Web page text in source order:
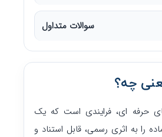
سوالات متداول
چه؟
حرفه ای، فرایندی است که یک
را به اثری رسمی، قابل استناد و